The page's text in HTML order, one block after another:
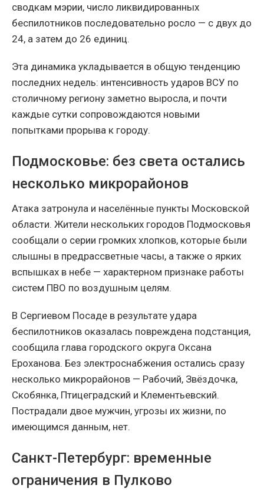
сводкам мэрии, число ликвидированных
беспилотников последовательно росло — с двух до
24, а затем до 26 единиц.
Эта динамика укладывается в общую тенденцию
последних недель: интенсивность ударов ВСУ по
столичному региону заметно выросла, и почти
каждые сутки сопровождаются новыми
попытками прорыва к городу.
Подмосковье: без света остались
несколько микрорайонов
Атака затронула и населённые пункты Московской
области. Жители нескольких городов Подмосковья
сообщали о серии громких хлопков, которые были
слышны в предрассветные часы, а также о ярких
вспышках в небе — характерном признаке работы
систем ПВО по воздушным целям.
В Сергиевом Посаде в результате удара
беспилотников оказалась повреждена подстанция,
сообщила глава городского округа Оксана
Ероханова. Без электроснабжения остались сразу
несколько микрорайонов — Рабочий, Звёздочка,
Скобянка, Птицеградский и Клементьевский.
Пострадали двое мужчин, угрозы их жизни, по
имеющимся данным, нет.
Санкт-Петербург: временные
ограничения в Пулково